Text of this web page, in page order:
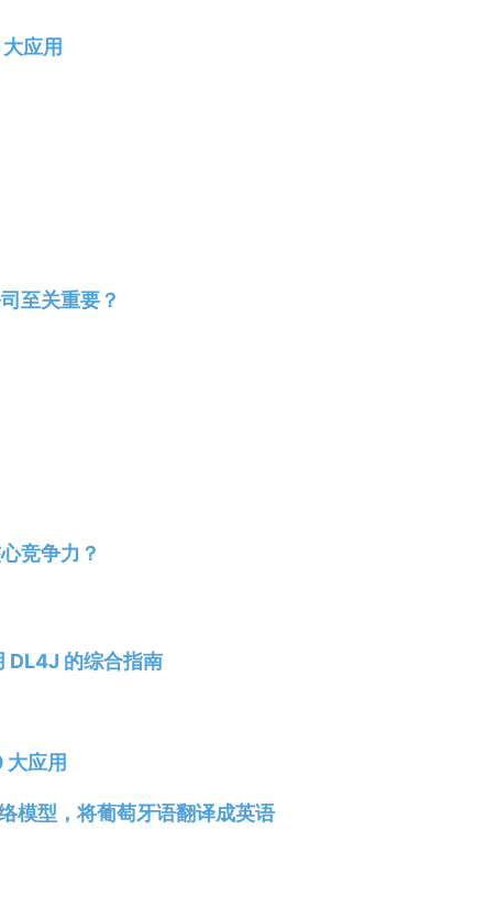
应用
至关重要？
竞争力？
DL4J 的综合指南
大应用
模型，将葡萄牙语翻译成英语